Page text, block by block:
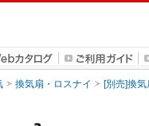
換気扇・ロスナイ [別売]換